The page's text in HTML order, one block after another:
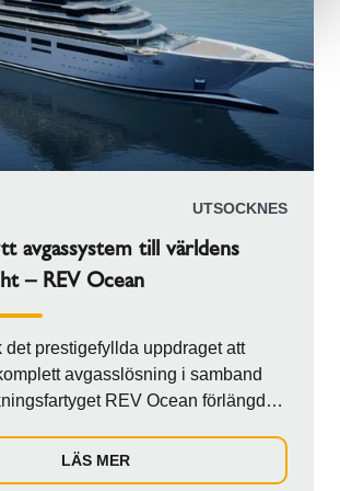
UTSOCKNES
avgassystem till världens
– REV Ocean
det prestigefyllda uppdraget att
avgasslösning i samband
REV Ocean förlängdes
fartyget byggdes om för att optimera
globala forskningsuppdrag. Vårt
LÄS MER